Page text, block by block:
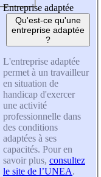
Entreprise adaptée
Qu'est-ce qu'une
entreprise adaptée
?
L'entreprise adaptée
permet à un travailleur
en situation de
handicap d'exercer
une activité
professionnelle dans
des conditions
adaptées à ses
capacités. Pour en
savoir plus, consultez
le site de l’UNEA.